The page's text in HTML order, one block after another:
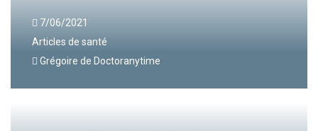
7/06/2021
Articles de santé
Grégoire de Doctoranytime